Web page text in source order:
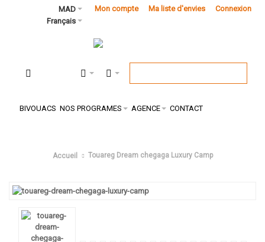
Mon compte Ma liste d'envies Connexion
MAD
Français
BIVOUACS NOS PROGRAMES AGENCE CONTACT
Accueil Touareg Dream chegaga Luxury Camp